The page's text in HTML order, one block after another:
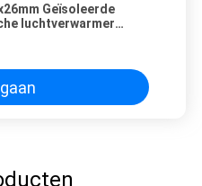
Geïsoleerde
luchtverwarmer